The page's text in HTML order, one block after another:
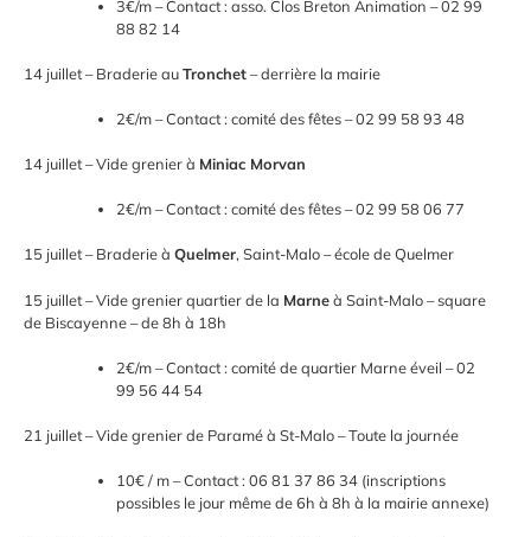
3€/m – Contact : asso. Clos Breton Animation – 02 99
88 82 14
14 juillet – Braderie auTronchet– derrière la mairie
2€/m – Contact : comité des fêtes – 02 99 58 93 48
14 juillet – Vide grenier à Miniac Morvan
2€/m – Contact : comité des fêtes – 02 99 58 06 77
15 juillet – Braderie à Quelmer, Saint-Malo – école de Quelmer
15 juillet – Vide grenier quartier de la Marneà Saint-Malo – square
de Biscayenne – de 8h à 18h
2€/m – Contact : comité de quartier Marne éveil – 02
99 56 44 54
21 juillet – Vide grenier de Paramé à St-Malo – Toute la journée
10€ / m – Contact : 06 81 37 86 34 (inscriptions
possibles le jour même de 6h à 8h à la mairie annexe)